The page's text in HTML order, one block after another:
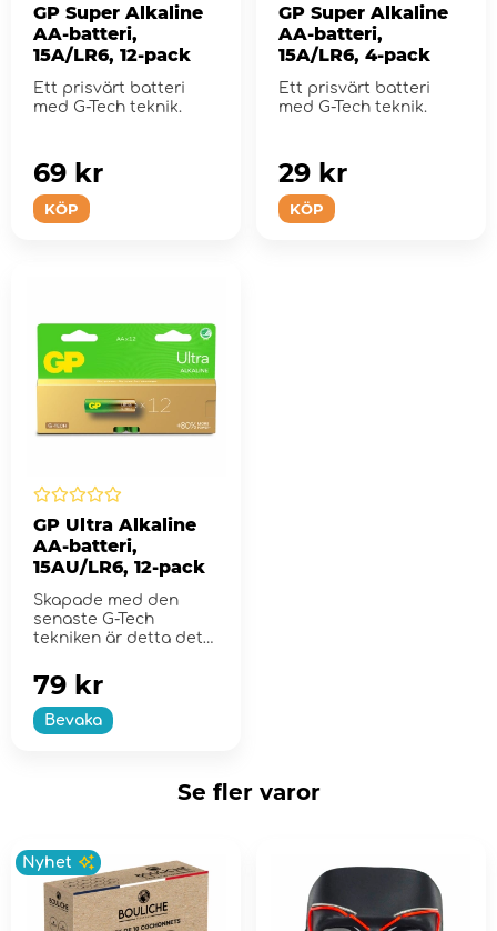
GP Super Alkaline
AA-batteri,
15A/LR6, 12-pack
Ett prisvärt batteri
med G-Tech teknik.
KÖP
69 kr
GP Super Alkaline
AA-batteri,
15A/LR6, 4-pack
Ett prisvärt batteri
med G-Tech teknik.
KÖP
29 kr
GP Ultra Alkaline
AA-batteri,
15AU/LR6, 12-pack
Skapade med den
senaste G-Tech
tekniken är detta det
batteriet.
Bevaka
79 kr
Se fler varor
Nyhet